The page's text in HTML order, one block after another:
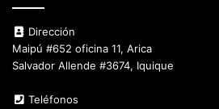
Dirección
Maipú #652 oficina 11, Arica
Salvador Allende #3674, Iquique
Teléfonos